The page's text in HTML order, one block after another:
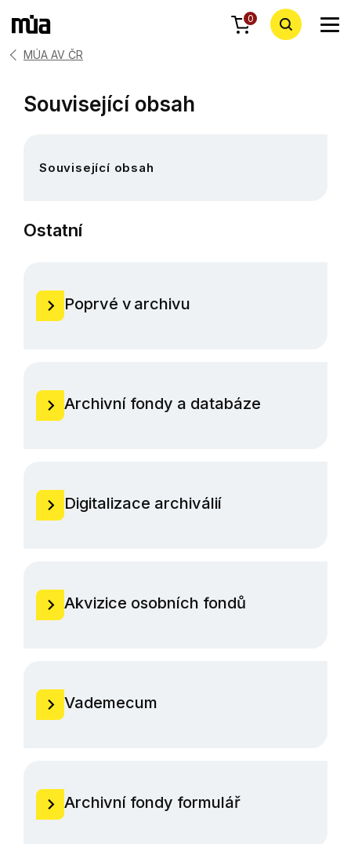
0
MÚA AV ČR
Související obsah
Související obsah
Ostatní
Poprvé v archivu
Archivní fondy a databáze
Digitalizace archiválií
Akvizice osobních fondů
Vademecum
Archivní fondy formulář